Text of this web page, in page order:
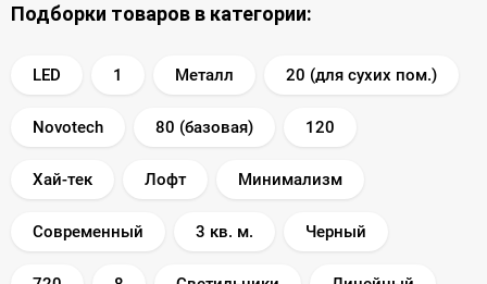
Подборки товаров в категории:
LED 1 Металл 20 (для сухих пом.)
Novotech 80 (базовая) 120
Хай-тек Лофт Минимализм
Современный 3 кв. м. Черный